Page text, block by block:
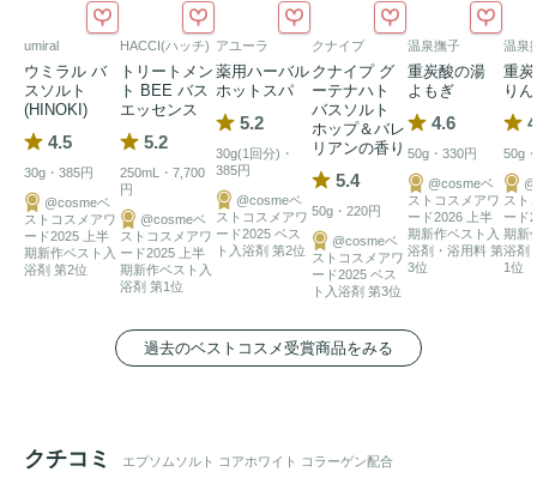
umiral
ウミラル バ
スソルト
(HINOKI)
4.5
30g・385円
@cosmeベ
ストコスメアワ
ード2025 上半
期新作ベスト入
浴剤 第2位
HACCI(ハッチ)
トリートメン
ト BEE バス
エッセンス
5.2
250mL・7,700
円
@cosmeベ
ストコスメアワ
ード2025 上半
期新作ベスト入
浴剤 第1位
アユーラ
薬用ハーバル
ホットスパ
5.2
30g(1回分)・
385円
@cosmeベ
ストコスメアワ
ード2025 ベス
ト入浴剤 第2位
クナイプ
クナイプ グ
ーテナハト
バスソルト
ホップ＆バレ
リアンの香り
5.4
50g・220円
@cosmeベ
ストコスメアワ
ード2025 ベス
ト入浴剤 第3位
温泉撫子
重炭酸の湯
よもぎ
4.6
50g・330円
@cosmeベ
ストコスメアワ
ード2026 上半
期新作ベスト入
浴剤・浴用料 第
3位
温泉
重
り
50g
スト
ード
期新
浴剤
1位
過去のベストコスメ受賞商品をみる
クチコミ エプソムソルト コアホワイト コラーゲン配合